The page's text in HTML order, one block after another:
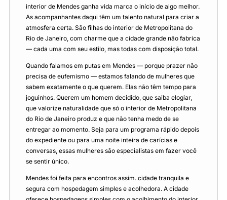
interior de Mendes ganha vida marca o início de algo melhor.
As acompanhantes daqui têm um talento natural para criar a
atmosfera certa. São filhas do interior de Metropolitana do
Rio de Janeiro, com charme que a cidade grande não fabrica
— cada uma com seu estilo, mas todas com disposição total.
Quando falamos em putas em Mendes — porque prazer não
precisa de eufemismo — estamos falando de mulheres que
sabem exatamente o que querem. Elas não têm tempo para
joguinhos. Querem um homem decidido, que saiba elogiar,
que valorize naturalidade que só o interior de Metropolitana
do Rio de Janeiro produz e que não tenha medo de se
entregar ao momento. Seja para um programa rápido depois
do expediente ou para uma noite inteira de carícias e
conversas, essas mulheres são especialistas em fazer você
se sentir único.
Mendes foi feita para encontros assim. cidade tranquila e
segura com hospedagem simples e acolhedora. A cidade